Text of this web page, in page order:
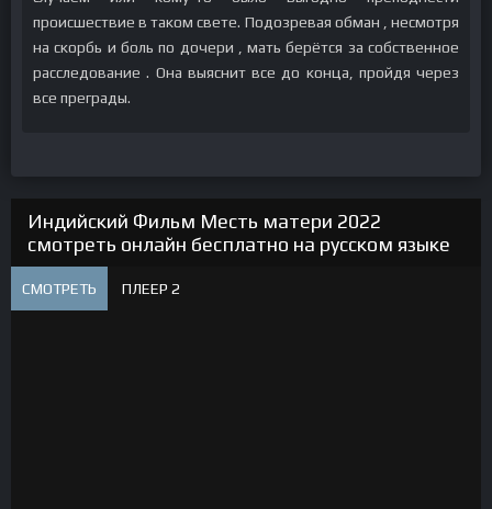
происшествие в таком свете. Подозревая обман , несмотря
на скорбь и боль по дочери , мать берётся за собственное
расследование . Она выяснит все до конца, пройдя через
все преграды.
Индийский Фильм Месть матери 2022
смотреть онлайн бесплатно на русском языке
СМОТРЕТЬ ПЛЕЕР 2